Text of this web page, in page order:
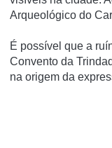
Arqueológico do
É possí­vel que a
Convento da
na origem da